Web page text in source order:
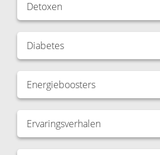
Detoxen
Diabetes
Energieboosters
Ervaringsverhalen